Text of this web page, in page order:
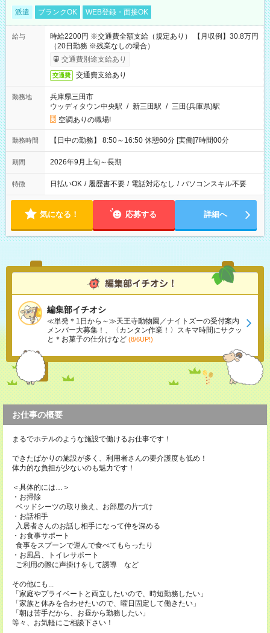
派遣 ブランクOK WEB登録・面接OK
給与
時給2200円 ※交通費全額支給（規定あり） 【月収例】30.8万円
（20日勤務 ※残業なしの場合）
交通費別途支給あり
交通費 交通費支給あり
勤務地
兵庫県三田市
ウッディタウン中央駅 / 新三田駅 / 三田(兵庫県)駅
空調ありの職場!
勤務時間 【日中の勤務】 8:50～16:50 休憩60分 [実働]7時間00分
期間 2026年9月上旬～長期
特徴 日払いOK / 履歴書不要 / 電話対応なし / パソコンスキル不要
気になる！ 応募する 詳細へ
編集部イチオシ
≪単発＊1日から～≫天王寺動物園／ナイトズーの受付案内
メンバー大募集！、〈カンタン作業！〉スキマ時間にサクッ
と＊お菓子の仕分けなど (8/6UP!)
お仕事の概要
まるでホテルのような施設で働けるお仕事です！
できたばかりの施設が多く、利用者さんの要介護度も低め！
体力的な負担が少ないのも魅力です！
＜具体的には…＞
・お掃除
ベッドシーツの取り換え、お部屋の片づけ
・お話相手
入居者さんのお話し相手になって仲を深める
・お食事サポート
食事をスプーンで運んで食べてもらったり
・お風呂、トイレサポート
ご利用の際に声掛けをして誘導 など
その他にも...
「家庭やプライベートと両立したいので、時短勤務したい」
「家族と休みを合わせたいので、曜日固定して働きたい」
「朝は苦手だから、お昼から勤務したい」
等々、お気軽にご相談下さい！